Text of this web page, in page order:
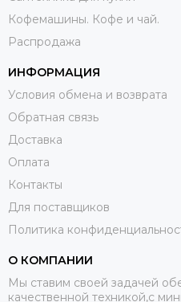
Кофемашины. Кофе и чай.
Распродажа
ИНФОРМАЦИЯ
Условия обмена и возврата
Обратная связь
Доставка
Оплата
Контакты
Для поставщиков
Политика
О КОМПАНИИ
Мы ставим своей задачей
качественной техникой,с